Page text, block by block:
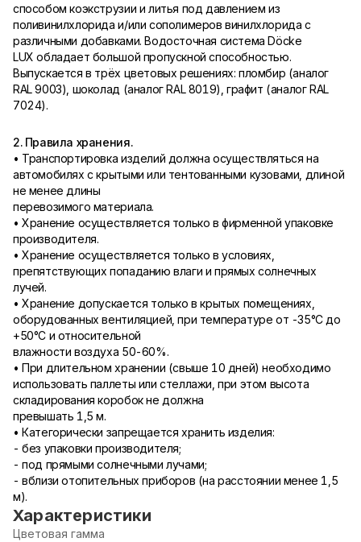
способом коэкструзии и литья под давлением из
поливинилхлорида и/или сополимеров винилхлорида с
различными добавками. Водосточная система Döcke
LUX обладает большой пропускной способностью.
Выпускается в трёх цветовых решениях: пломбир (аналог
RAL 9003), шоколад (аналог RAL 8019), графит (аналог RAL
7024).
2. Правила хранения.
• Транспортировка изделий должна осуществляться на
автомобилях с крытыми или тентованными кузовами, длиной
не менее длины
перевозимого материала.
• Хранение осуществляется только в фирменной упаковке
производителя.
• Хранение осуществляется только в условиях,
препятствующих попаданию влаги и прямых солнечных
лучей.
• Хранение допускается только в крытых помещениях,
оборудованных вентиляцией, при температуре от -35°С до
+50°С и относительной
влажности воздуха 50-60%.
• При длительном хранении (свыше 10 дней) необходимо
использовать паллеты или стеллажи, при этом высота
складирования коробок не должна
превышать 1,5 м.
• Категорически запрещается хранить изделия:
- без упаковки производителя;
- под прямыми солнечными лучами;
- вблизи отопительных приборов (на расстоянии менее 1,5
м).
Характеристики
Цветовая гамма